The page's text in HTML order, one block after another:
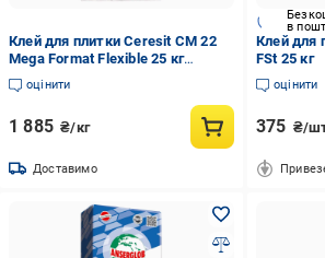
Клей для плитки Ceresit CM 22
Mega Format Flexible 25 кг
(7263590)
оцінити
1 885 ₴/кг
Доставимо
в
Клей для
FSt 25 кг
оцінити
375 ₴/